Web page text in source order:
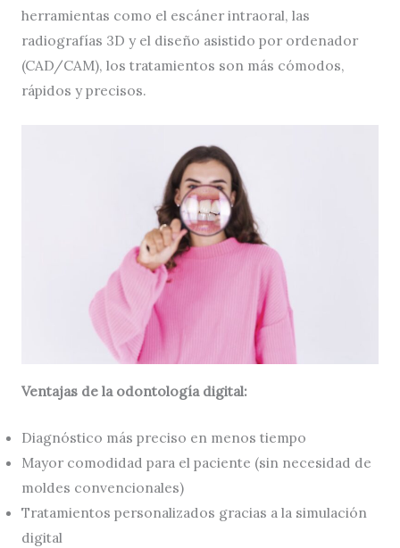
herramientas como el escáner intraoral, las
radiografías 3D y el diseño asistido por ordenador
(CAD/CAM), los tratamientos son más cómodos,
rápidos y precisos.
Ventajas de la odontología digital:
Diagnóstico más preciso en menos tiempo
Mayor comodidad para el paciente (sin necesidad de
moldes convencionales)
Tratamientos personalizados gracias a la simulación
digital